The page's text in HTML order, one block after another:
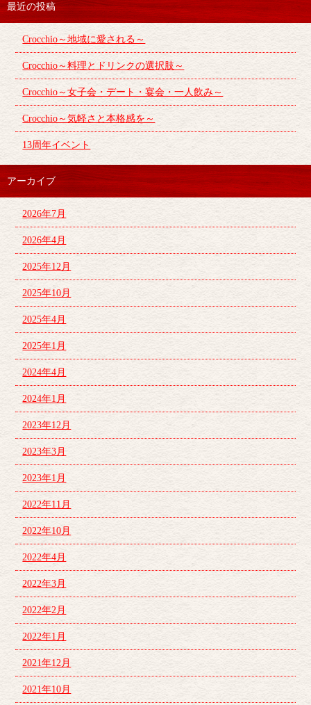
最近の投稿
Crocchio～地域に愛される～
Crocchio～料理とドリンクの選択肢～
Crocchio～女子会・デート・宴会・一人飲み～
Crocchio～気軽さと本格感を～
13周年イベント
アーカイブ
2026年7月
2026年4月
2025年12月
2025年10月
2025年4月
2025年1月
2024年4月
2024年1月
2023年12月
2023年3月
2023年1月
2022年11月
2022年10月
2022年4月
2022年3月
2022年2月
2022年1月
2021年12月
2021年10月